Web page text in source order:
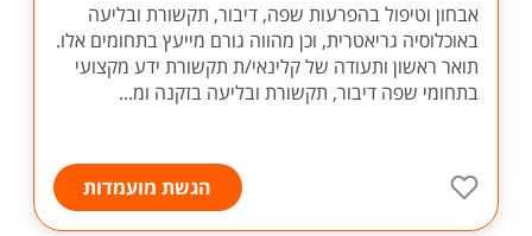
אבחון וטיפול בהפרעות שפה, דיבור, תקשורת ובליעה
באוכלוסיה גריאטרית, וכן מהווה גורם מייעץ בתחומים אלו.
תואר ראשון ותעודה של קלינאי/ת תקשורת ידע מקצועי
בתחומי שפה דיבור, תקשורת ובליעה בזקנה ומ...
הגשת מועמדות